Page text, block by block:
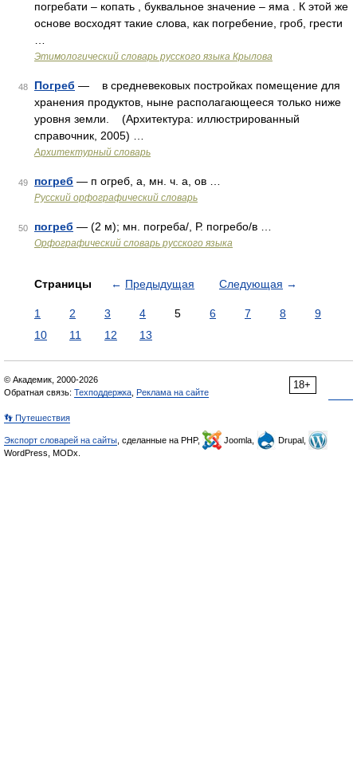
погребати – копать , буквальное значение – яма . К этой же
основе восходят такие слова, как погребение, гроб, грести
Этимологический словарь русского языка Крылова
48 Погреб — в средневековых постройках помещение для
хранения продуктов, ныне располагающееся только ниже
уровня земли. (Архитектура: иллюстрированный
справочник, 2005) …
Архитектурный словарь
49 погреб — п огреб, а, мн. ч. а, ов …
Русский орфографический словарь
50 погреб — (2 м); мн. погреба/, Р. погребо/в …
Орфографический словарь русского языка
Страницы ← Предыдущая Следующая →
1 2 3 4 5 6 7 8
9
10
11 12 13
18+
© Академик, 2000-2026
Обратная связь: Техподдержка Реклама на сайте
👣 Путешествия
Экспорт словарей на сайты , сделанные на PHP, Joomla,
Drupal,
WordPress, MODx.